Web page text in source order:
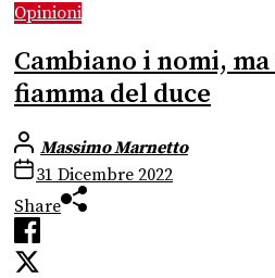
Opinioni
Cambiano i nomi,
fiamma del duce
Massimo Marnetto
31 Dicembre 2022
Share